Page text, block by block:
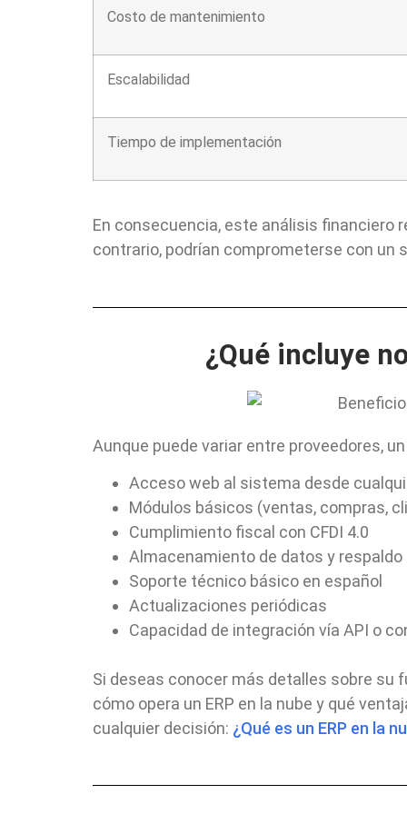
Costo de mantenimiento
Escalabilidad
Tiempo de implementación
En consecuencia, este análisis financiero
contrario, podrían comprometerse con un
¿Qué incluye
Aunque puede variar entre proveedores,
Acceso web al sistema desde
Módulos básicos (ventas, compras,
Cumplimiento fiscal con CFDI 4.0
Almacenamiento de datos y
Soporte técnico básico en español
Actualizaciones periódicas
Capacidad de integración vía API o
Si deseas conocer más detalles sobre su
cómo opera un ERP en la nube y qué
cualquier decisión: ¿Qué es un ERP en la